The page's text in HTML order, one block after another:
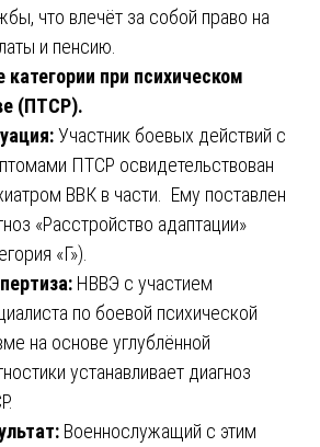
что влечёт за собой право на
и пенсию.
категории при психическом
(ПТСР).
Участник боевых действий с
ПТСР освидетельствован
ВВК в части. Ему поставлен
«Расстройство адаптации»
«Г»).
НВВЭ с участием
по боевой психической
на основе углублённой
устанавливает диагноз
Военнослужащий с этим